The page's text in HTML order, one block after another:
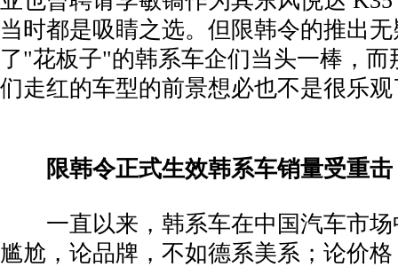
当时都是吸睛之选。但限韩令的推出
了"花板子"的韩系车企们当头一棒，而
们走红的车型的前景想必也不是很乐
限韩令正式生效韩系车销量受重击
一直以来，韩系车在中国汽车市场
尴尬，论品牌，不如德系美系；论价